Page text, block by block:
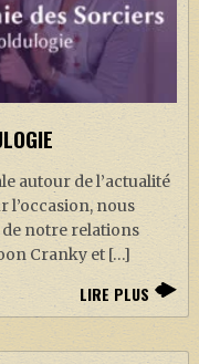
autour de l’actualité
l’occasion, nous
notre relations
Cranky et […]
LIRE PLUS